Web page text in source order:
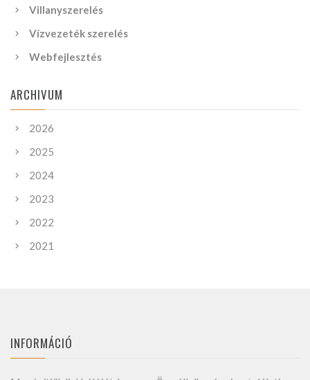
Villanyszerelés
Vízvezeték szerelés
Webfejlesztés
ARCHIVUM
2026
2025
2024
2023
2022
2021
INFORMÁCIÓ